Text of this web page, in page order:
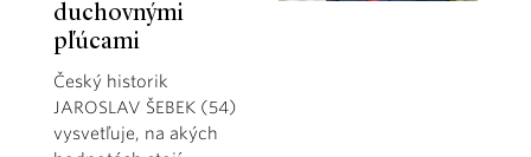
duchovnými
pľúcami
Český historik
JAROSLAV ŠEBEK (54)
vysvetľuje, na akých